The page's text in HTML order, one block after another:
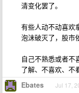
清变化罢了。
有些人动不动喜欢
泡沫破灭了，股市
自己不熟悉或者不
了解、不喜欢、不
Ebates Jul 17,